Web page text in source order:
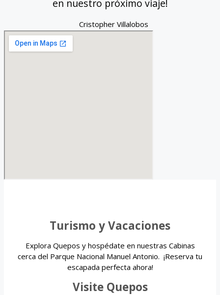
en nuestro próximo viaje!
Cristopher Villalobos
Turismo y Vacaciones
Explora Quepos y hospédate en nuestras Cabinas
cerca del Parque Nacional Manuel Antonio. ¡Reserva tu
escapada perfecta ahora!
Visite Quepos